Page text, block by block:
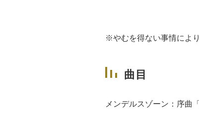
※やむを得ない事情によ
曲目
メンデルスゾーン：序曲